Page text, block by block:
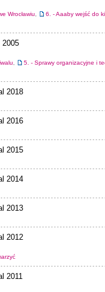
Wrocławiu,
6. - Aaaby wejść do
2005
,
5. - Sprawy organizacyjne i
2018
2016
2015
2014
2013
2012
2011